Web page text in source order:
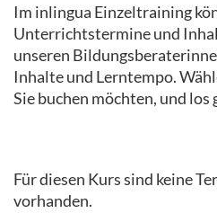
Im inlingua Einzeltraining
Unterrichtstermine und
unseren
Inhalte und Lerntempo.
Sie buchen möchten, und los
Für diesen Kurs sind keine
vorhanden.